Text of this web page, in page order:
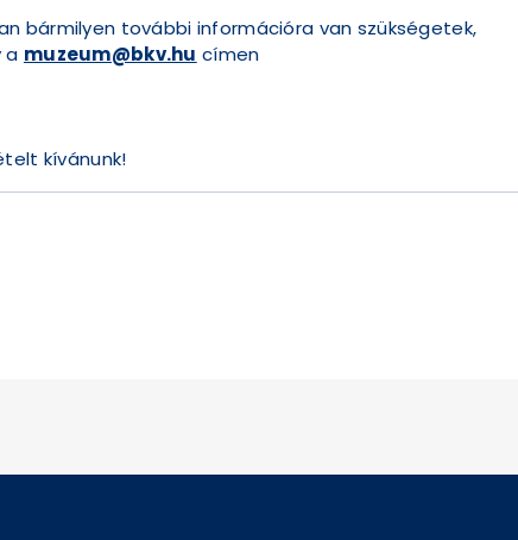
bármilyen további információra van szükségetek,
a muzeum@bkv.hu címen
kívánunk!